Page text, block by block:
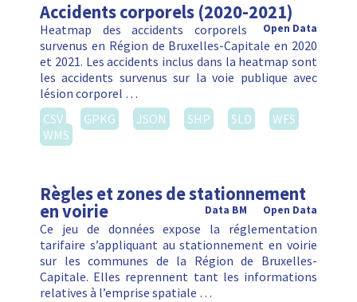
Accidents corporels (2020-2021)
Open Data
Heatmap des accidents corporels
survenus en Région de Bruxelles-Capitale en 2020
et 2021. Les accidents inclus dans la heatmap sont
les accidents survenus sur la voie publique avec
lésion corporel …
CSV
GPKG JSON SHP SLD
WFS
WMS
Règles et zones de stationnement
en voirie Open Data
Data BM
Ce jeu de données expose la réglementation
tarifaire s’appliquant au stationnement en voirie
sur les communes de la Région de Bruxelles-
Capitale. Elles reprennent tant les informations
relatives à l’emprise spatiale …